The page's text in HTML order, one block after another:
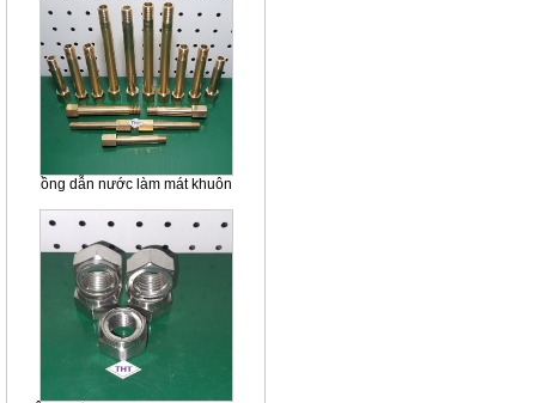
ồng dẫn nước làm mát khuôn